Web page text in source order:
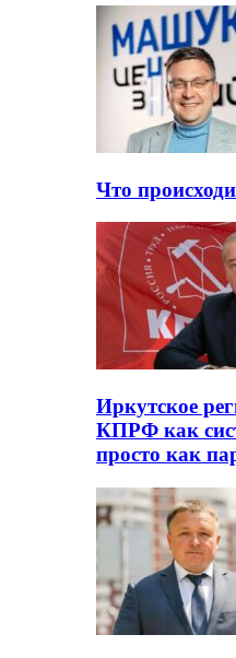
Что
Иркутское
КПРФ как
просто как